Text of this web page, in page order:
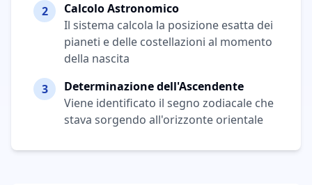
2
Calcolo Astronomico
Il sistema calcola la posizione esatta dei
pianeti e delle costellazioni al momento
della nascita
3
Determinazione dell'Ascendente
Viene identificato il segno zodiacale che
stava sorgendo all'orizzonte orientale